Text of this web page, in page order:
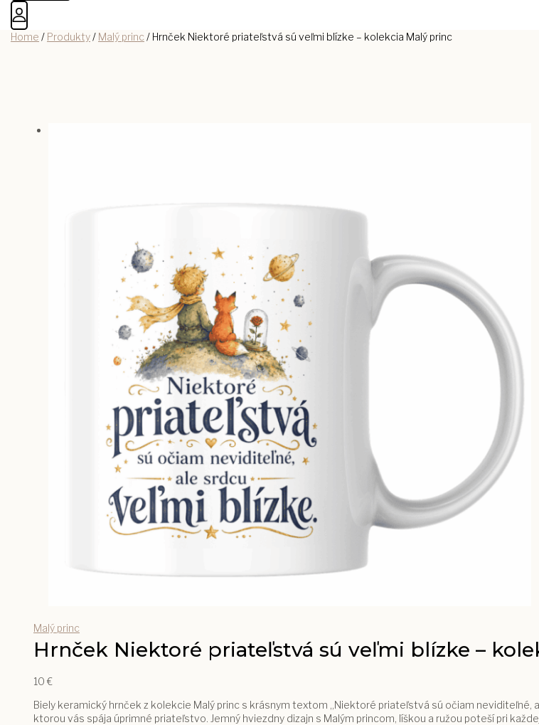
Home / Produkty/ Malý princ / Hrnček Niektoré priateľstvá sú veľmi blízke – kolekcia Malý princ
Malý princ
Hrnček Niektoré priateľstvá sú veľmi blízke –
10 €
Biely keramický hrnček z kolekcie Malý princ s krásnym textom „Niektoré priateľstvá sú očiam
ktorou vás spája úprimné priateľstvo. Jemný hviezdny dizajn s Malým princom, líškou a ružou poteší pri